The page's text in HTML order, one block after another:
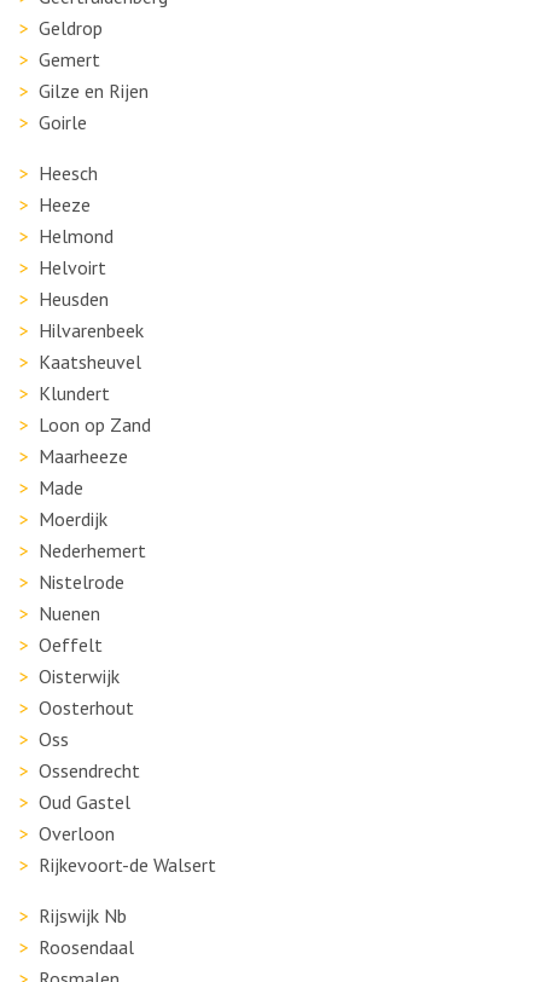
Geldrop
Gemert
Gilze en Rijen
Goirle
Heesch
Heeze
Helmond
Helvoirt
Heusden
Hilvarenbeek
Kaatsheuvel
Klundert
Loon op Zand
Maarheeze
Made
Moerdijk
Nederhemert
Nistelrode
Nuenen
Oeffelt
Oisterwijk
Oosterhout
Oss
Ossendrecht
Oud Gastel
Overloon
Rijkevoort-de Walsert
Rijswijk Nb
Roosendaal